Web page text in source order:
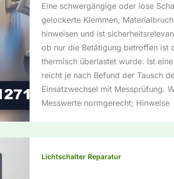
Eine schwergängige oder lose
gelockerte Klemmen,
hinweisen und ist
ob nur die Betätigung betroffen ist
thermisch überlastet wurde. Ist
reicht je nach Befund der Tausch
Einsatzwechsel mit Messprüfung.
Messwerte normgerecht; Hinweise
Lichtschalter Reparatur